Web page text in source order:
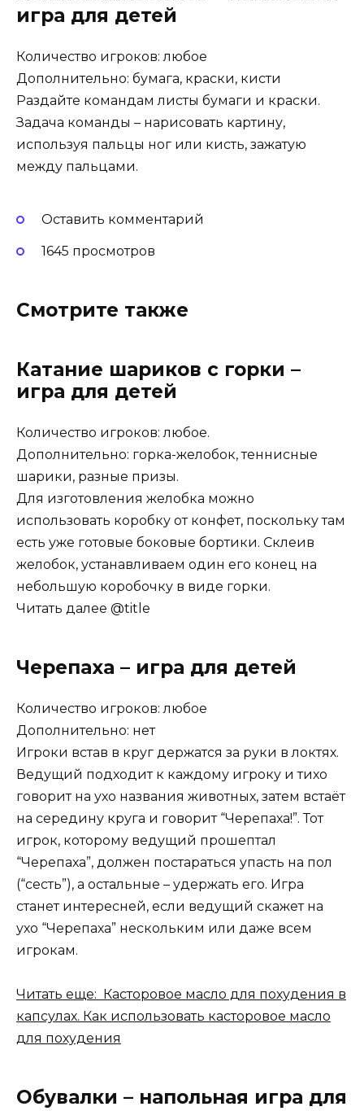
игра для детей
Количество игроков: любое
Дополнительно: бумага, краски, кисти
Раздайте командам листы бумаги и краски.
Задача команды – нарисовать картину,
используя пальцы ног или кисть, зажатую
между пальцами.
Оставить комментарий
1645 просмотров
Смотрите также
Катание шариков с горки –
игра для детей
Количество игроков: любое.
Дополнительно: горка-желобок, теннисные
шарики, разные призы.
Для изготовления желобка можно
использовать коробку от конфет, поскольку там
есть уже готовые боковые бортики. Склеив
желобок, устанавливаем один его конец на
небольшую коробочку в виде горки.
Читать далее @title
Черепаха – игра для детей
Количество игроков: любое
Дополнительно: нет
Игроки встав в круг держатся за руки в локтях.
Ведущий подходит к каждому игроку и тихо
говорит на ухо названия животных, затем встаёт
на середину круга и говорит “Черепаха!”. Тот
игрок, которому ведущий прошептал
“Черепаха”, должен постараться упасть на пол
(“сесть”), а остальные – удержать его. Игра
станет интересней, если ведущий скажет на
ухо “Черепаха” нескольким или даже всем
игрокам.
Читать еще: Касторовое масло для похудения в
капсулах. Как использовать касторовое масло
для похудения
Обувалки – напольная игра для